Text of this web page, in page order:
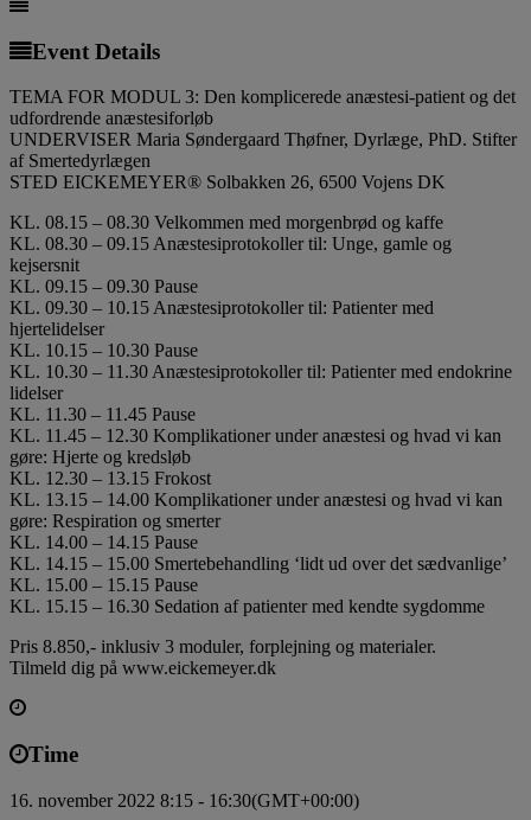
Event Details
TEMA FOR MODUL 3: Den komplicerede anæstesi-patient og det
udfordrende anæstesiforløb
UNDERVISER Maria Søndergaard Thøfner, Dyrlæge, PhD. Stifter
af Smertedyrlægen
STED EICKEMEYER® Solbakken 26, 6500 Vojens DK
KL. 08.15 – 08.30 Velkommen med morgenbrød og kaffe
KL. 08.30 – 09.15 Anæstesiprotokoller til: Unge, gamle og
kejsersnit
KL. 09.15 – 09.30 Pause
KL. 09.30 – 10.15 Anæstesiprotokoller til: Patienter med
hjertelidelser
KL. 10.15 – 10.30 Pause
KL. 10.30 – 11.30 Anæstesiprotokoller til: Patienter med endokrine
lidelser
KL. 11.30 – 11.45 Pause
KL. 11.45 – 12.30 Komplikationer under anæstesi og hvad vi kan
gøre: Hjerte og kredsløb
KL. 12.30 – 13.15 Frokost
KL. 13.15 – 14.00 Komplikationer under anæstesi og hvad vi kan
gøre: Respiration og smerter
KL. 14.00 – 14.15 Pause
KL. 14.15 – 15.00 Smertebehandling ‘lidt ud over det sædvanlige’
KL. 15.00 – 15.15 Pause
KL. 15.15 – 16.30 Sedation af patienter med kendte sygdomme
Pris 8.850,- inklusiv 3 moduler, forplejning og materialer.
Tilmeld dig på www.eickemeyer.dk
Time
16. november 2022 8:15 - 16:30(GMT+00:00)